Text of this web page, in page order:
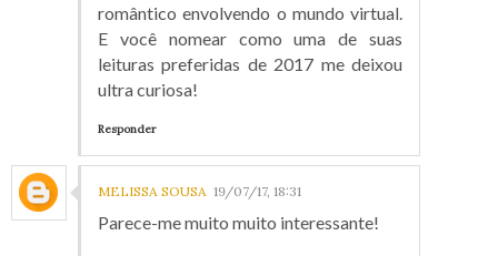
romântico envolvendo o mundo virtual.
E você nomear como uma de suas
leituras preferidas de 2017 me deixou
ultra curiosa!
Responder
MELISSA SOUSA 19/07/17, 18:31
Parece-me muito muito interessante!